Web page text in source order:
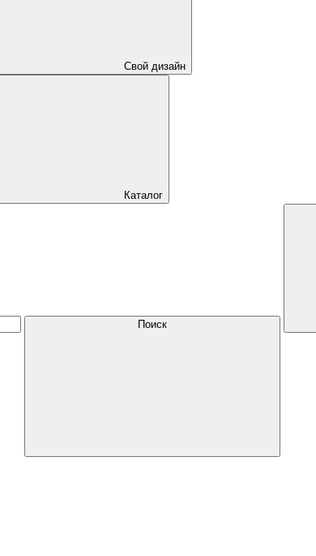
Свой дизайн
Каталог
Поиск